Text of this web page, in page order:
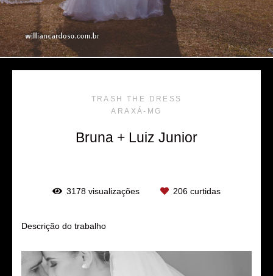
TRASH THE DRESS
ARAXÁ-MG
Bruna + Luiz Junior
3178 visualizações 206 curtidas
Descrição do trabalho